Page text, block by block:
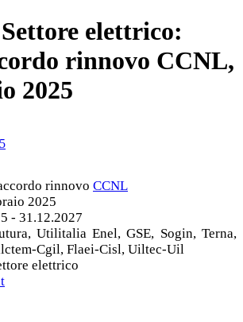
elettrico:
rinnovo CCNL,
2025
rinnovo CCNL
2025
- 31.12.2027
Utilitalia Enel, GSE, Sogin, Terna,
Cgil, Flaei-Cisl, Uiltec-Uil
elettrico